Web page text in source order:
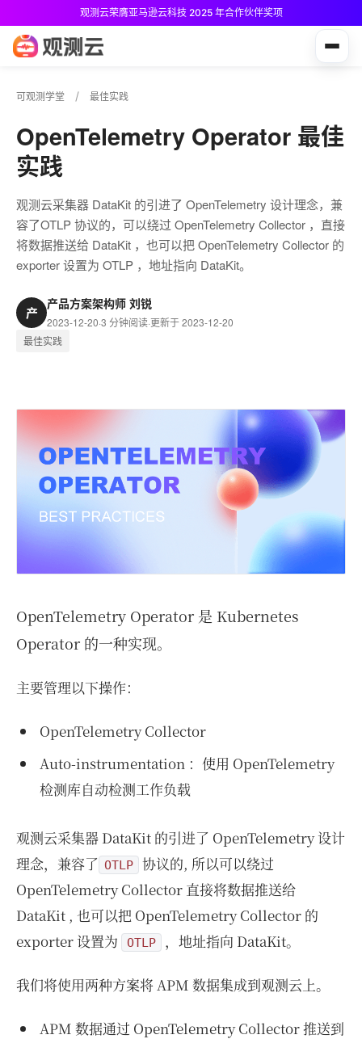
观测云荣膺亚马逊云科技 2025 年合作伙伴奖项
可观测学堂 最佳实践
OpenTelemetry Operator 最佳
实践
观测云采集器 DataKit 的引进了 OpenTelemetry 设计理念，兼
容了OTLP 协议的，可以绕过 OpenTelemetry Collector ，直接
将数据推送给 DataKit ，也可以把 OpenTelemetry Collector 的
exporter 设置为 OTLP ，地址指向 DataKit。
产
产品方案架构师 刘锐
2023-12-20·3 分钟阅读·更新于 2023-12-20
最佳实践
OpenTelemetry Operator 是 Kubernetes
Operator 的一种实现。
主要管理以下操作：
OpenTelemetry Collector
Auto-instrumentation ：使用 OpenTelemetry
检测库自动检测工作负载
观测云采集器 DataKit 的引进了 OpenTelemetry 设计
理念，兼容了 OTLP
协议的, 所以可以绕过
OpenTelemetry Collector 直接将数据推送给
DataKit , 也可以把 OpenTelemetry Collector 的
exporter 设置为
OTLP ，地址指向 DataKit。
我们将使用两种方案将 APM 数据集成到观测云上。
APM 数据通过 OpenTelemetry Collector 推送到